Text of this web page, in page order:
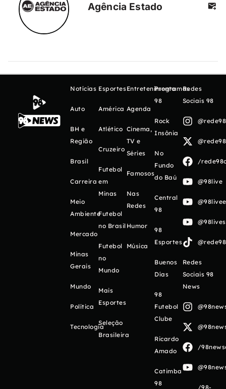
Agência Estado
Notícias
Auto
BH e
Região
Brasil
Carreira
Meio
Ambiente
Mercado
Minas
Gerais
Mundo
Política
Tecnologia
Esportes
América
Atlético
Cruzeiro
Futebol
em
Minas
Futebol
no Brasil
Futebol
no
Mundo
Mais
Esportes
Seleção
Brasileira
Entretenimento
Agenda
Cinema,
TV e
Séries
Famosos
Nas
Redes
Humor
Música
Programas
98
Rock
Insônia
No
Fundo
do Baú
Central
98
98
Esportes
Buenos
Días
98
Futebol
Clube
Ricardo
Amado
Catimba
98
Redes
Sociais 98
/
@98live
Redes
Sociais 98
News
/
/98-